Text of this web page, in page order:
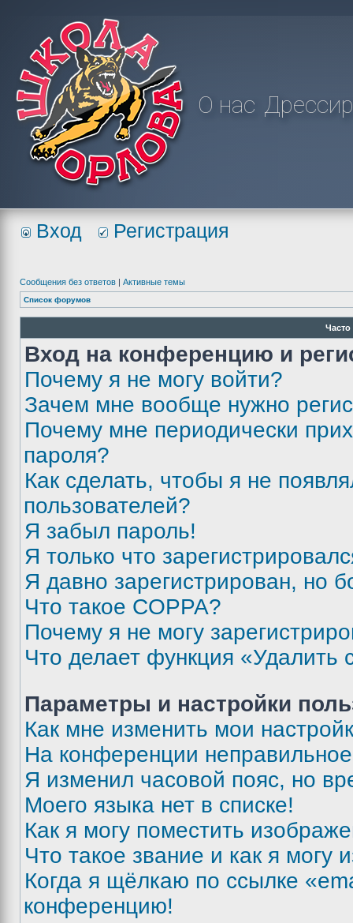
О нас
Вход Регистрация
Сообщения без ответов | Активные темы
Список форумов
Вход на конференцию и
Почему я не могу войти?
Зачем мне вообще нужно
Почему мне периодически
пароля?
Как сделать, чтобы я не
пользователей?
Я забыл пароль!
Я только что
Я давно зарегистрирован, но
Что такое COPPA?
Почему я не могу
Что делает функция «Удалить
Параметры и настройки
Как мне изменить мои
На конференции
Я изменил часовой пояс, но
Моего языка нет в списке!
Как я могу поместить
Что такое звание и как я могу
Когда я щёлкаю по ссылке
конференцию!